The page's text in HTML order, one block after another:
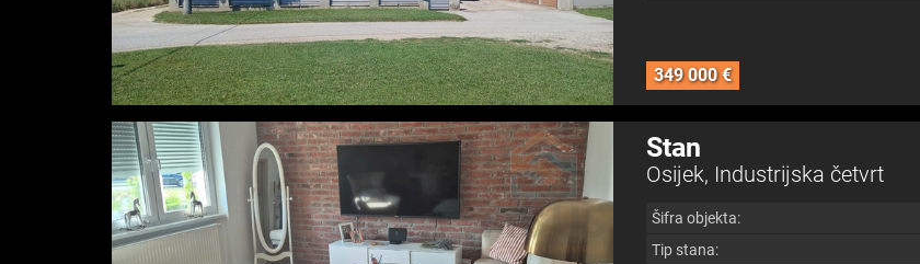
349 000 €
Stan
Osijek, Industrijska četvrt
Šifra objekta:
Tip stana: